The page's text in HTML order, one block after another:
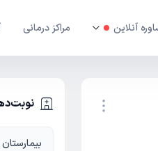
آنلاین مراکز درمانی